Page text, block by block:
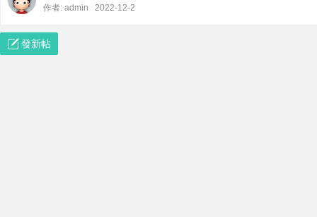
作者: admin 2022-12-2
發新帖